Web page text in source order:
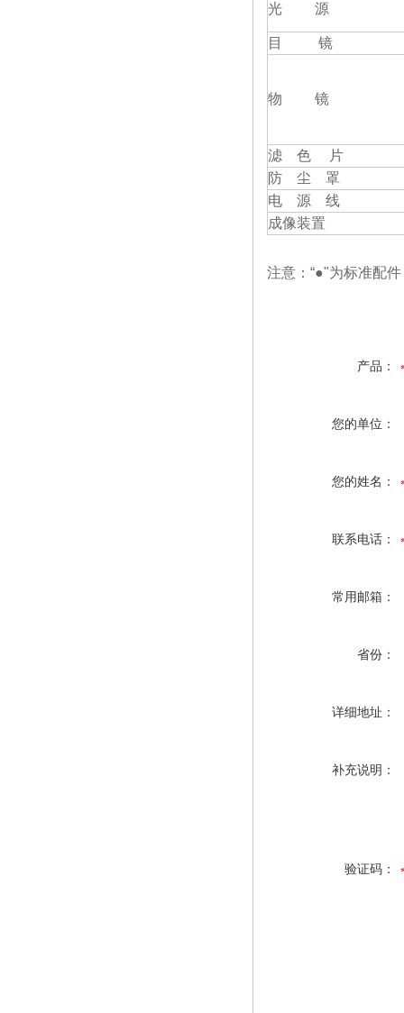
光 源
目 镜
物 镜
滤 色 片
防 尘 罩
电 源 线
成像装置
注意：“●"为标准配
产品：
您的单位：
您的姓名：
联系电话：
常用邮箱：
省份：
详细地址：
补充说明：
验证码：